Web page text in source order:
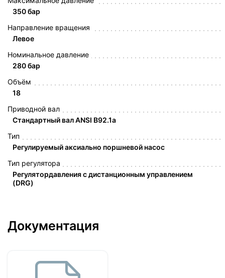
350 бар
Направление вращения
Левое
Номинальное давление
280 бар
Объём
18
Приводной вал
Стандартный вал ANSI B92.1a
Тип
Регулируемый аксиально поршневой насос
Тип регулятора
Регулятордавления с дистанционным управлением
(DRG)
Документация